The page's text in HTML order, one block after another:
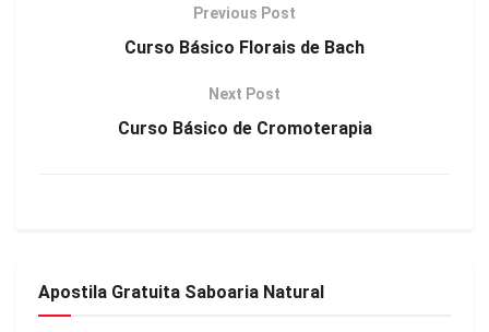
Previous Post
Curso Básico Florais de Bach
Next Post
Curso Básico de Cromoterapia
Apostila Gratuita Saboaria Natural